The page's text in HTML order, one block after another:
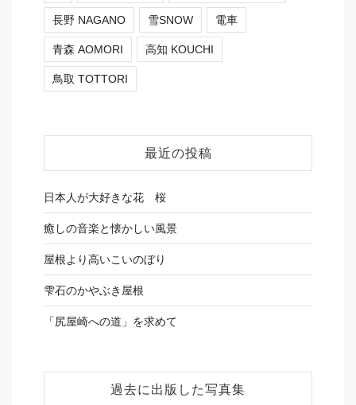
長野 NAGANO 雪SNOW 電車
青森 AOMORI 高知 KOUCHI
鳥取 TOTTORI
最近の投稿
日本人が大好きな花 桜
癒しの音楽と懐かしい風景
屋根より高いこいのぼり
雫石のかやぶき屋根
「尻屋崎への道」を求めて
過去に出版した写真集